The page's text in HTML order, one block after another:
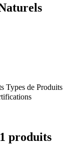
Types de Produits
produits